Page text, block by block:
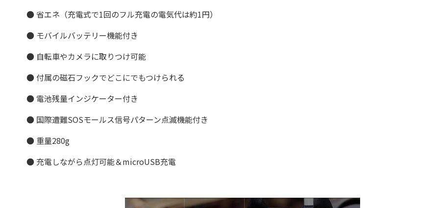
● 省エネ（充電式で1回のフル充電の電気代は約1円）
● モバイルバッテリー機能付き
● 自転車やカメラに取りつけ可能
● 付属の磁石フックでどこにでもつけられる
● 電池残量インジケーター付き
● 国際遭難SOSモールス信号パターン点滅機能付き
● 重量280g
● 充電しながら点灯可能＆microUSB充電